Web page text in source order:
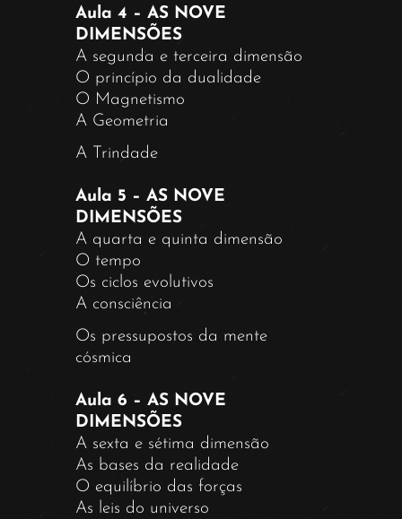
Aula 4 – AS NOVE
DIMENSÕES
A segunda e terceira dimensão
O princípio da dualidade
O Magnetismo
A Geometria
A Trindade
Aula 5 – AS NOVE
DIMENSÕES
A quarta e quinta dimensão
O tempo
Os ciclos evolutivos
A consciência
Os pressupostos da mente
cósmica
Aula 6 – AS NOVE
DIMENSÕES
A sexta e sétima dimensão
As bases da realidade
O equilíbrio das forças
As leis do universo